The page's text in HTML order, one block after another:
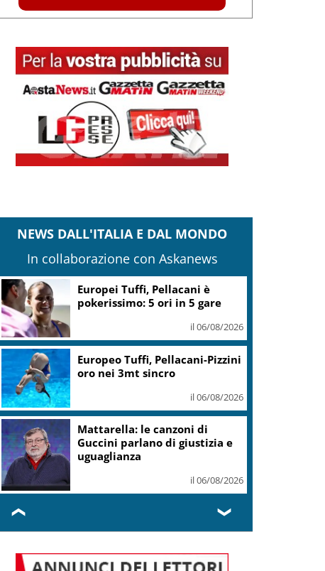
NEWS DALL'ITALIA E DAL MONDO
In collaborazione con Askanews
Guccini, Mattarella: sue
canzoni parlano di giustizia e
il 06/08/2026
Mediobanca sigla il I semestre
il 06/08/2026
Vino, Consorzio Chianti in
il 06/08/2026